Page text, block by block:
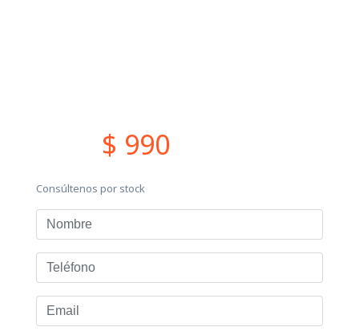
$ 990
Consúltenos por stock
Nombre
Teléfono
Email